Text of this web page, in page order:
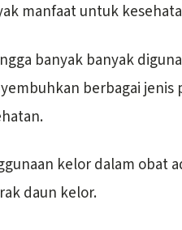
manfaat untuk
banyak banyak
berbagai
kelor dalam obat
daun kelor.